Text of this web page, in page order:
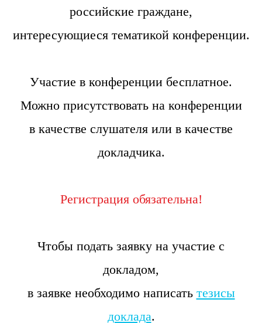
российские граждане,
интересующиеся тематикой конференции.
Участие в конференции бесплатное.
Можно присутствовать на конференции
в качестве слушателя или в качестве
докладчика.
Регистрация обязательна!
Чтобы подать заявку на участие с
докладом,
в заявке необходимо написать тезисы
доклада.